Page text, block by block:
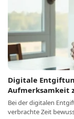
Digitale
Aufmerksamkeit
Bei der digitalen
verbrachte Zeit